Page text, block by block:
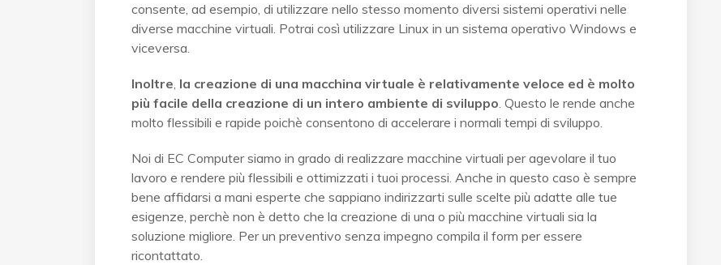
consente, ad esempio, di utilizzare nello stesso momento diversi sistemi operativi nelle
diverse macchine virtuali. Potrai così utilizzare Linux in un sistema operativo Windows e
viceversa.
Inoltre, la creazione di una macchina virtuale è relativamente veloce ed è molto
più facile della creazione di un intero ambiente di sviluppo. Questo le rende anche
molto flessibili e rapide poichè consentono di accelerare i normali tempi di sviluppo.
Noi di EC Computer siamo in grado di realizzare macchine virtuali per agevolare il tuo
lavoro e rendere più flessibili e ottimizzati i tuoi processi. Anche in questo caso è sempre
bene affidarsi a mani esperte che sappiano indirizzarti sulle scelte più adatte alle tue
esigenze, perchè non è detto che la creazione di una o più macchine virtuali sia la
soluzione migliore. Per un preventivo senza impegno compila il form per essere
ricontattato.